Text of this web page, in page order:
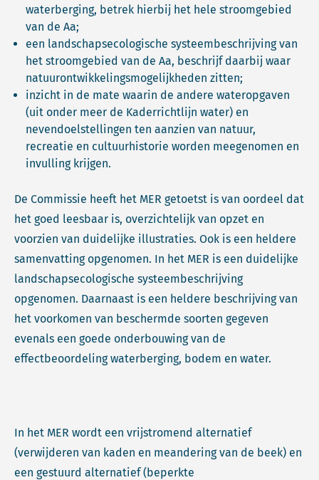
waterberging, betrek hierbij het hele stroomgebied
van de Aa;
een landschapsecologische systeembeschrijving van
het stroomgebied van de Aa, beschrijf daarbij waar
natuurontwikkelingsmogelijkheden zitten;
inzicht in de mate waarin de andere wateropgaven
(uit onder meer de Kaderrichtlijn water) en
nevendoelstellingen ten aanzien van natuur,
recreatie en cultuurhistorie worden meegenomen en
invulling krijgen.
De Commissie heeft het MER getoetst is van oordeel dat
het goed leesbaar is, overzichtelijk van opzet en
voorzien van duidelijke illustraties. Ook is een heldere
samenvatting opgenomen. In het MER is een duidelijke
landschapsecologische systeembeschrijving
opgenomen. Daarnaast is een heldere beschrijving van
het voorkomen van beschermde soorten gegeven
evenals een goede onderbouwing van de
effectbeoordeling waterberging, bodem en water.
In het MER wordt een vrijstromend alternatief
(verwijderen van kaden en meandering van de beek) en
een gestuurd alternatief (beperkte